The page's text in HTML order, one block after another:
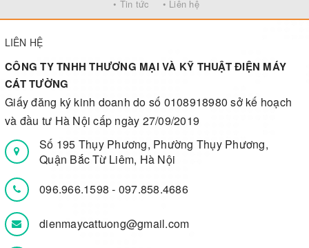
• Tin tức • Liên hệ
LIÊN HỆ
CÔNG TY TNHH THƯƠNG MẠI VÀ KỸ THUẬT ĐIỆN MÁY
CÁT TƯỜNG
Giấy đăng ký kinh doanh do số 0108918980 sở kế hoạch
và đầu tư Hà Nội cấp ngày 27/09/2019
Số 195 Thụy Phương, Phường Thụy Phương,
Quận Bắc Từ Liêm, Hà Nội
096.966.1598- 097.858.4686
dienmaycattuong@gmail.com